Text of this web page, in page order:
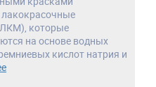
которые
на основе водных
кислот натрия и